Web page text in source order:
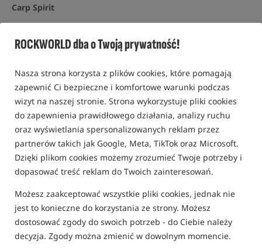
ROCKWORLD dba o Twoją prywatność!
Nasza strona korzysta z plików cookies, które pomagają
zapewnić Ci bezpieczne i komfortowe warunki podczas
wizyt na naszej stronie. Strona wykorzystuje pliki cookies
do zapewnienia prawidłowego działania, analizy ruchu
oraz wyświetlania spersonalizowanych reklam przez
partnerów takich jak Google, Meta, TikTok oraz Microsoft.
Dzięki plikom cookies możemy zrozumieć Twoje potrzeby i
dopasować treść reklam do Twoich zainteresowań.
Możesz zaakceptować wszystkie pliki cookies, jednak nie
jest to konieczne do korzystania ze strony. Możesz
dostosować zgody do swoich potrzeb - do Ciebie należy
decyzja. Zgody można zmienić w dowolnym momencie.
Carp Spirit
8 opinii | ponad 60 osób kupiło ten produkt